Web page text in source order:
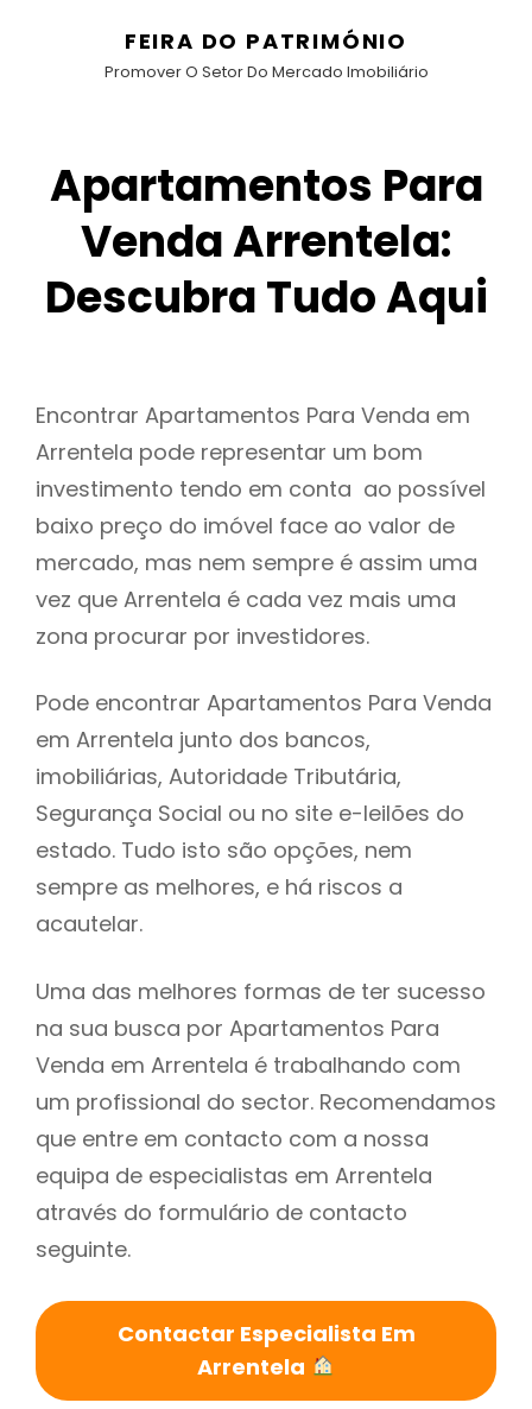
FEIRA DO PATRIMÓNIO
Promover O Setor Do Mercado Imobiliário
Apartamentos Para
Venda Arrentela:
Descubra Tudo Aqui
Encontrar Apartamentos Para Venda em
Arrentela pode representar um bom
investimento tendo em conta ao possível
baixo preço do imóvel face ao valor de
mercado, mas nem sempre é assim uma
vez que Arrentela é cada vez mais uma
zona procurar por investidores.
Pode encontrar Apartamentos Para Venda
em Arrentela junto dos bancos,
imobiliárias, Autoridade Tributária,
Segurança Social ou no site e-leilões do
estado. Tudo isto são opções, nem
sempre as melhores, e há riscos a
acautelar.
Uma das melhores formas de ter sucesso
na sua busca por Apartamentos Para
Venda em Arrentela é trabalhando com
um profissional do sector. Recomendamos
que entre em contacto com a nossa
equipa de especialistas em Arrentela
através do formulário de contacto
seguinte.
Contactar Especialista Em
Arrentela